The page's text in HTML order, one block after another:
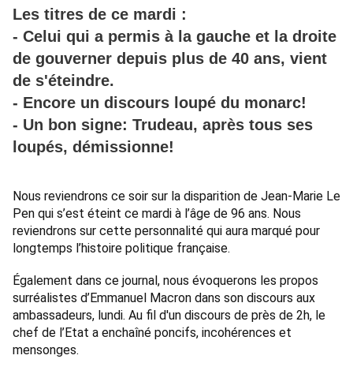
Les titres de ce mardi :
- Celui qui a permis à la gauche et la droite
de gouverner depuis plus de 40 ans, vient
de s'éteindre.
- Encore un discours loupé du monarc!
- Un bon signe: Trudeau, après tous ses
loupés, démissionne!
Nous reviendrons ce soir sur la disparition de Jean-Marie Le
Pen qui s’est éteint ce mardi à l’âge de 96 ans. Nous
reviendrons sur cette personnalité qui aura marqué pour
longtemps l’histoire politique française.
Également dans ce journal, nous évoquerons les propos
surréalistes d’Emmanuel Macron dans son discours aux
ambassadeurs, lundi. Au fil d'un discours de près de 2h, le
chef de l’Etat a enchaîné poncifs, incohérences et
mensonges.